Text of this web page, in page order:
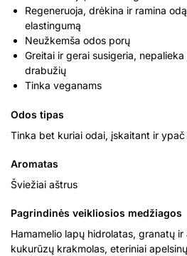
Regeneruoja, drėkina ir ramina
elastingumą
Neužkemša odos porų
Greitai ir gerai susigeria,
drabužių
Tinka veganams
Odos tipas
Tinka bet kuriai odai, įskaitant ir ypač
Aromatas
Šviežiai aštrus
Pagrindinės veikliosios medžiagos
Hamamelio lapų hidrolatas, granatų
kukurūzų krakmolas, eteriniai